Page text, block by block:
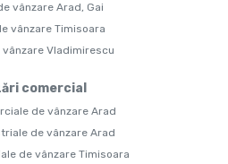
vânzare Arad, Gai
vânzare Timisoara
vânzare Vladimirescu
comercial
de vânzare Arad
de vânzare Arad
de vânzare Timisoara